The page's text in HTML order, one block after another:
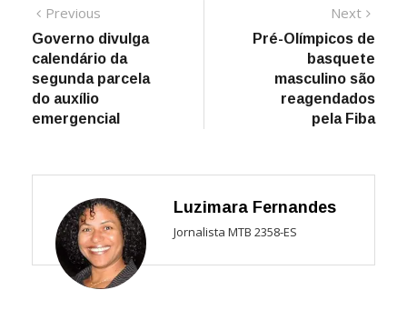
Navegação
de
Post
Previous
post:
Governo divulga
calendário da
segunda parcela
do auxílio
emergencial
Next
Pré-Olímpicos de
basquete
masculino são
reagendados
pela Fiba
Luzimara Fernandes
Jornalista MTB 2358-ES